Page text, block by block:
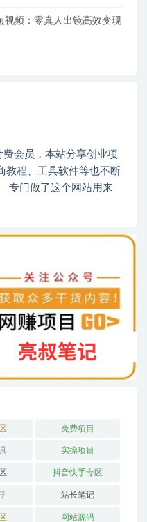
视频：零真人出镜高效变现
会员，本站分享创业项
教程、工具软件等也不断
专门做了这个网站用来
免费项目
实操项目
抖音快手专区
站长笔记
网站源码